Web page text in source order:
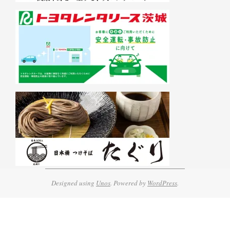
Designed using Unos. Powered by WordPress.